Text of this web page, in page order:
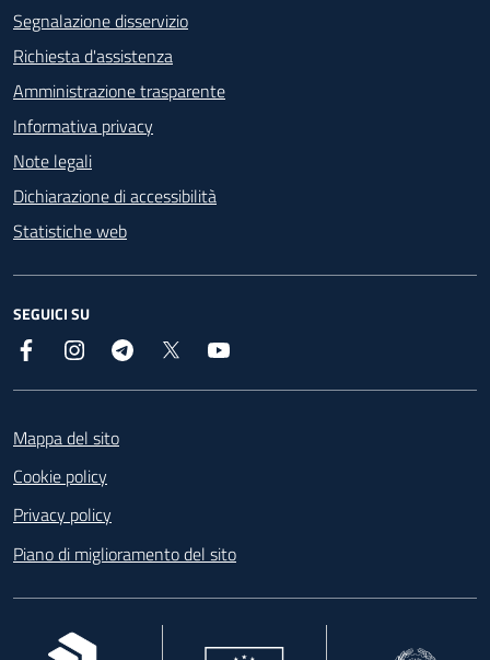
Segnalazione disservizio
Richiesta d'assistenza
Amministrazione trasparente
Informativa privacy
Note legali
Dichiarazione di accessibilità
Statistiche web
SEGUICI SU
Facebook InstagramTelegram
Mappa del sito
Cookie policy
Privacy policy
Piano di miglioramento del sito
, apre in una nuova scheda